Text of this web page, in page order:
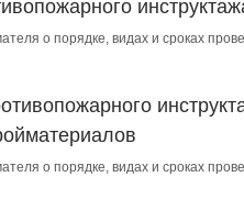
о порядке, видах и сроках
о порядке, видах и сроках